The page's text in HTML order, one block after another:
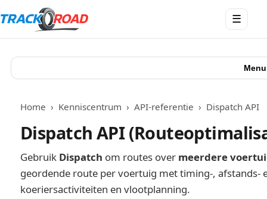
Menu
openen
☰
Home › Kenniscentrum › API-referentie › Dispatch API
Dispatch API
Gebruik Dispatch om routes over meerdere
geordende route per voertuig met timing-,
koeriersactiviteiten en vlootplanning.